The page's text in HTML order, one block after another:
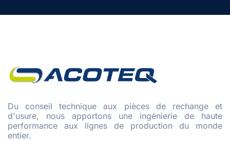
Du conseil technique aux pièces de rechange et
d'usure, nous apportons une ingénierie de haute
performance aux lignes de production du monde
entier.